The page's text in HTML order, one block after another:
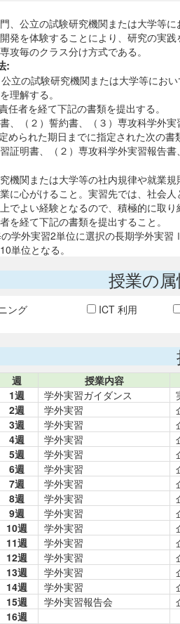
、公立の試験研究機関または大学等
発を体験することにより、研究の実
攻毎のクラス分け方式である。
:
立の試験研究機関または大学等にお
理解する。
任者を経て下記の書類を提出する。
書、（２）誓約書、（３）専攻科学外
められた期日までに指定された次の
習証明書、（２）専攻科学外実習報告
機関または大学等の社内規律や就業
に心がけること。実習先では、社会
でよい経験となるので、積極的に取
を経て下記の書類を提出すること。
の学外実習2単位に選択の長期学外
単位となる。
授業の
ング ICT 利用
週 授業内容
1週 学外実習ガイダンス
2週
学外実習
3週
学外実習
4週
学外実習
5週
学外実習
6週
学外実習
7週
学外実習
8週
学外実習
9週 学外実習
10週
学外実習
11週
学外実習
12週
学外実習
13週
学外実習
14週
学外実習
15週
学外実習報告会
16週